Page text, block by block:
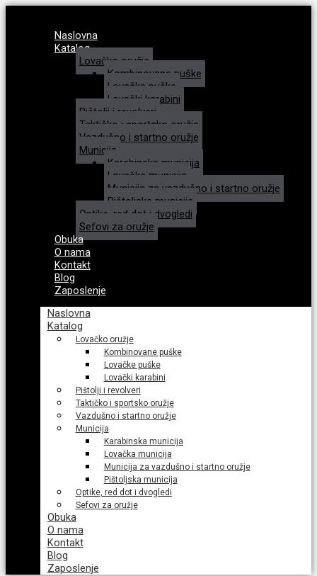
Naslovna
Katalog
Lovačko oružje
Kombinovane puške
Lovačke puške
Lovački karabini
Pištolji i revolveri
Taktičko i sportsko oružje
Vazdušno i startno oružje
Municija
Karabinska municija
Lovačka municija
Municija za vazdušno i startno oružje
Pištoljska municija
Optike, red dot i dvogledi
Sefovi za oružje
Obuka
O nama
Kontakt
Blog
Zaposlenje
Naslovna
Katalog
Lovačko oružje
Kombinovane puške
Lovačke puške
Lovački karabini
Pištolji i revolveri
Taktičko i sportsko oružje
Vazdušno i startno oružje
Municija
Karabinska municija
Lovačka municija
Municija za vazdušno i startno oružje
Pištoljska municija
Optike, red dot i dvogledi
Sefovi za oružje
Obuka
O nama
Kontakt
Blog
Zaposlenje